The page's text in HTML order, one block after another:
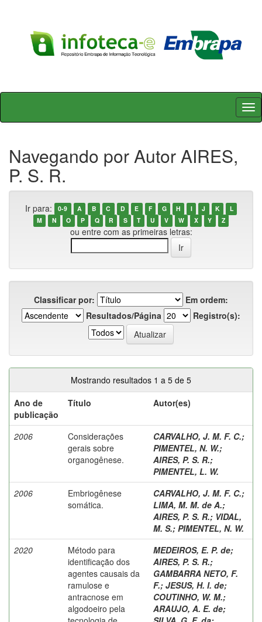
Skip
Navegando por Autor AIRES,
P. S. R.
Ir para: 0-9 A B C D E F G H I J K
L
M
N O P Q R S T U V W X Y Z
ou entre com as primeiras letras:
Classificar por:
Em ordem:
Resultados/Página
Registro(s):
Mostrando resultados 1 a 5 de 5
Ano de
publicação
Título Autor(es)
2006
Considerações
gerais sobre
organogênese.
CARVALHO, J. M. F. C.;
PIMENTEL, N. W.;
AIRES, P. S. R.;
PIMENTEL, L. W.
2006
Embriogênese
somática.
CARVALHO, J. M. F. C.;
LIMA, M. M. de A.;
AIRES, P. S. R.; VIDAL,
M. S.; PIMENTEL, N. W.
2020
Método para
identificação dos
agentes causais da
ramulose e
antracnose em
algodoeiro pela
MEDEIROS, E. P. de;
AIRES, P. S. R.;
GAMBARRA NETO, F.
F.; JESUS, H. I. de;
COUTINHO, W. M.;
ARAUJO, A. E. de;